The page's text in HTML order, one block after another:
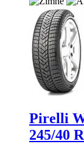
Pirelli
245/40